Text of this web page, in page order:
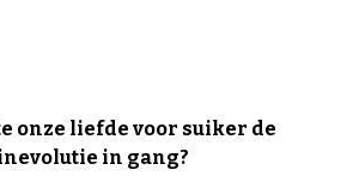
onze liefde voor suiker de
in gang?